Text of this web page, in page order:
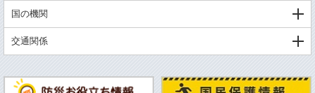
国の機関
交通関係